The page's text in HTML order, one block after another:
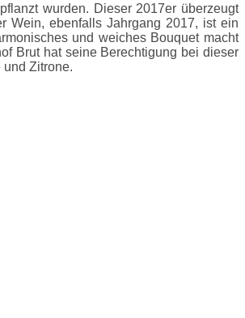
wurden. Dieser 2017er überzeugt
Wein, ebenfalls Jahrgang 2017, ist ein
und weiches Bouquet macht
Brut hat seine Berechtigung bei dieser
Zitrone.